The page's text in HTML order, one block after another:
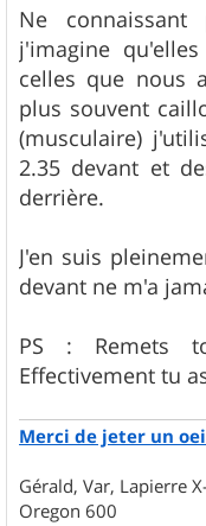
g
e
Ne
j'imagine
celles que nous
plus souvent
(musculaire)
2.35 devant et
derrière.
J'en suis
devant ne m'a
PS : Remets
Effectivement tu
Merci de jeter un
Gérald, Var, Lapierre
Oregon 600